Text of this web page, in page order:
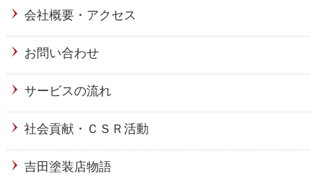
会社概要・アクセス
お問い合わせ
サービスの流れ
社会貢献・ＣＳＲ活動
吉田塗装店物語